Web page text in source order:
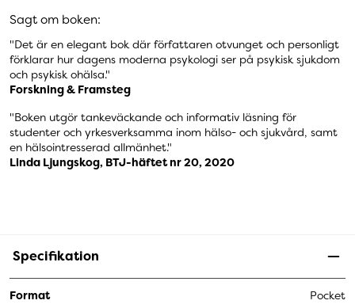
Sagt om boken:
"Det är en elegant bok där författaren otvunget och personligt
förklarar hur dagens moderna psykologi ser på psykisk sjukdom
och psykisk ohälsa."
Forskning & Framsteg
"Boken utgör tankeväckande och informativ läsning för
studenter och yrkesverksamma inom hälso- och sjukvård, samt
en hälsointresserad allmänhet."
Linda Ljungskog, BTJ-häftet nr 20, 2020
Specifikation
Format Pocket